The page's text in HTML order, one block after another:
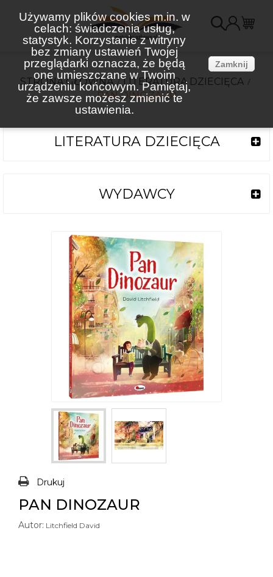
Używamy plików cookies m.in. w
celach: świadczenia usług,
statystyk. Korzystanie z witryny
bez zmiany ustawień Twojej
przeglądarki oznacza, że będą
one umieszczane w Twoim
urządzeniu końcowym. Pamiętaj,
że zawsze możesz zmienić te
ustawienia.
Zamknij
STRONA GŁÓWNA
LITERATURA DZIECIĘCA
PAN DINOZAUR
LITERATURA DZIECIĘCA
WYDAWCY
Drukuj
PAN DINOZAUR
Autor: Litchfield David